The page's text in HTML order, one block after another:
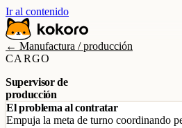
Ir al contenido
← Manufactura / producción
CARGO
Supervisor de
producción
El problema al contratar
Empuja la meta de turno coordinando